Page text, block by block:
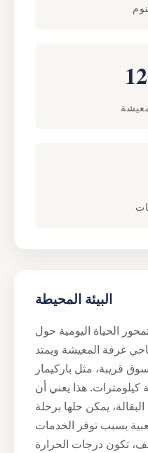
البيئة المحيطة
الحياة اليومية حول
غرفة المعيشة ويمتد
قريبة، مثل باركيمار
كيلومترات. هذا يعني أن
يمكن حلها برحلة
بسبب توفر الخدمات
تكون درجات الحرارة